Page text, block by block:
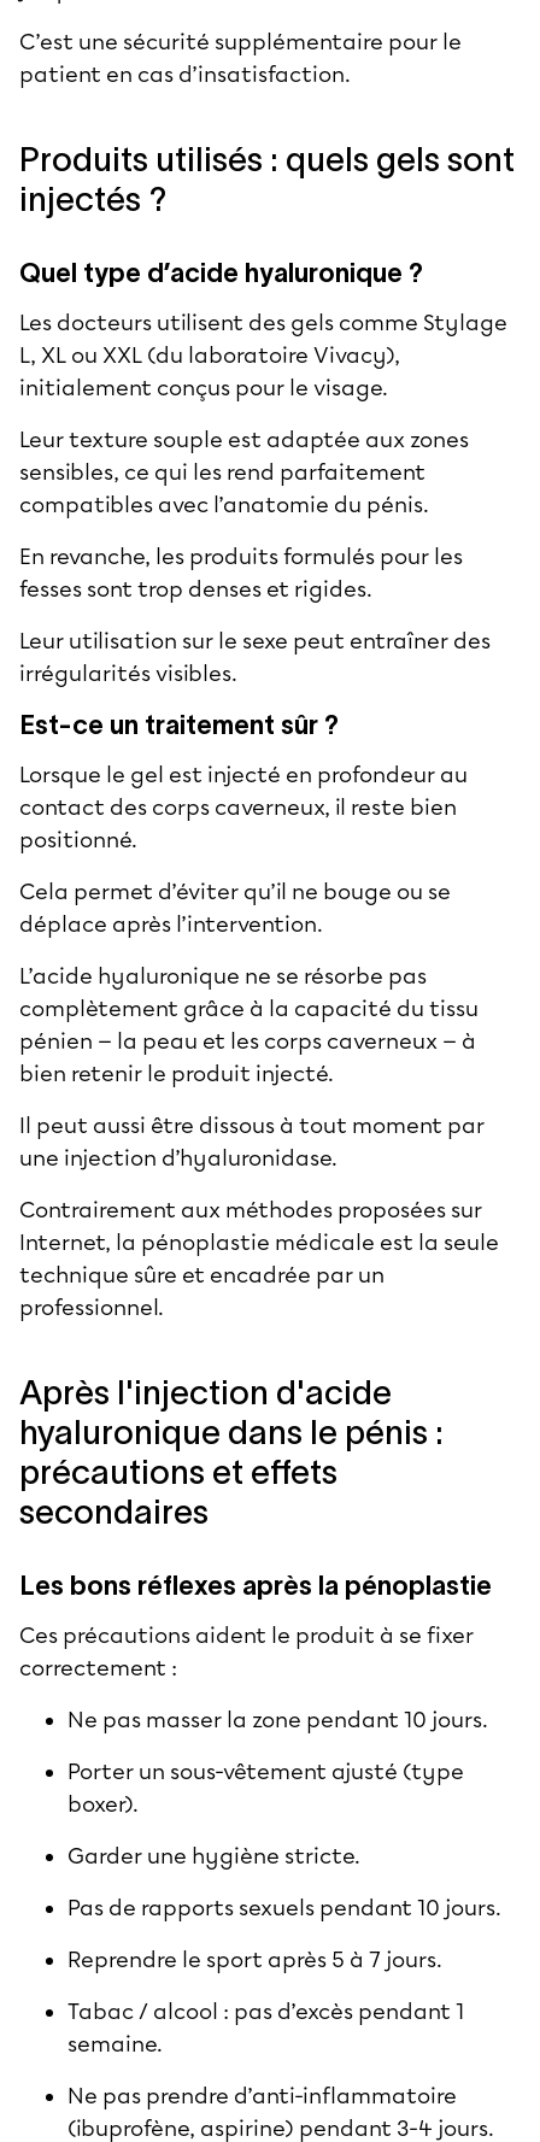
C’est une sécurité supplémentaire pour le
patient en cas d’insatisfaction.
Produits utilisés : quels gels sont
injectés ?
Quel type d’acide hyaluronique ?
Les docteurs utilisent des gels comme Stylage
L, XL ou XXL (du laboratoire Vivacy),
initialement conçus pour le visage.
Leur texture souple est adaptée aux zones
sensibles, ce qui les rend parfaitement
compatibles avec l’anatomie du pénis.
En revanche, les produits formulés pour les
fesses sont trop denses et rigides.
Leur utilisation sur le sexe peut entraîner des
irrégularités visibles.
Est-ce un traitement sûr ?
Lorsque le gel est injecté en profondeur au
contact des corps caverneux, il reste bien
positionné.
Cela permet d’éviter qu’il ne bouge ou se
déplace après l’intervention.
L’acide hyaluronique ne se résorbe pas
complètement grâce à la capacité du tissu
pénien — la peau et les corps caverneux — à
bien retenir le produit injecté.
Il peut aussi être dissous à tout moment par
une injection d’hyaluronidase.
Contrairement aux méthodes proposées sur
Internet, la pénoplastie médicale est la seule
technique sûre et encadrée par un
professionnel.
Après l'injection d'acide
hyaluronique dans le pénis :
précautions et effets
secondaires
Les bons réflexes après la pénoplastie
Ces précautions aident le produit à se fixer
correctement :
Ne pas masser la zone pendant 10 jours.
Porter un sous-vêtement ajusté (type
boxer).
Garder une hygiène stricte.
Pas de rapports sexuels pendant 10 jours.
Reprendre le sport après 5 à 7 jours.
Tabac / alcool : pas d’excès pendant 1
semaine.
Ne pas prendre d’anti-inflammatoire
(ibuprofène, aspirine) pendant 3-4 jours.